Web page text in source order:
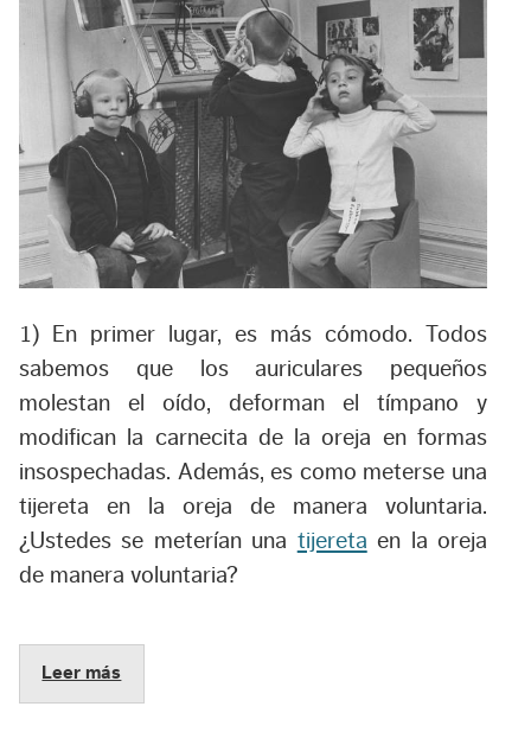
1) En primer lugar, es más cómodo. Todos
sabemos que los auriculares pequeños
molestan el oído, deforman el tímpano y
modifican la carnecita de la oreja en formas
insospechadas. Además, es como meterse una
tijereta en la oreja de manera voluntaria.
¿Ustedes se meterían una tijereta en la oreja
de manera voluntaria?
Leer más